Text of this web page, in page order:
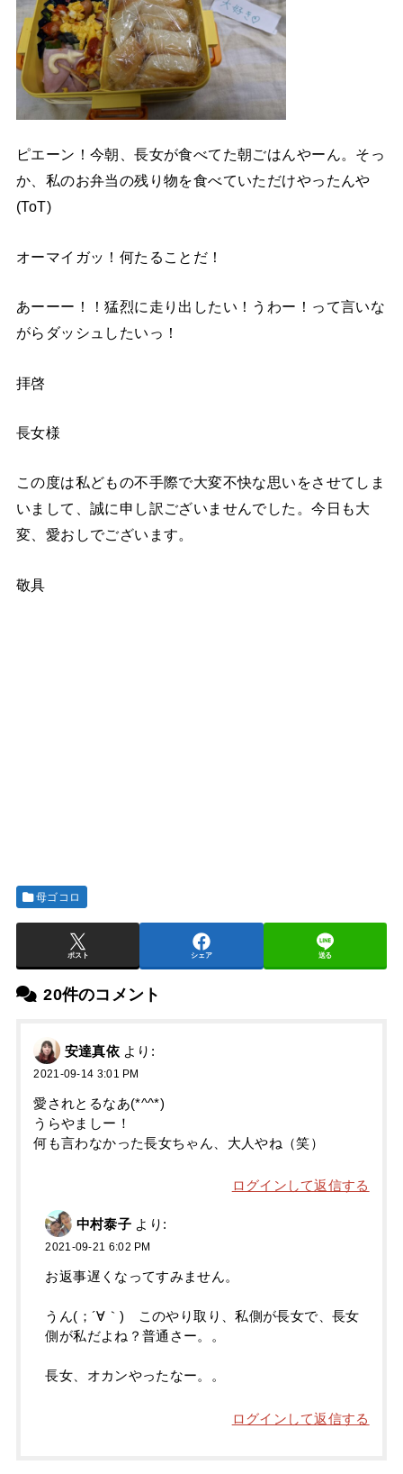
ピエーン！今朝、長女が食べてた朝ごはんやーん。そっ
か、私のお弁当の残り物を食べていただけやったんや
(ToT)
オーマイガッ！何たることだ！
あーーー！！猛烈に走り出したい！うわー！って言いな
がらダッシュしたいっ！
拝啓
長女様
この度は私どもの不手際で大変不快な思いをさせてしま
いまして、誠に申し訳ございませんでした。今日も大
変、愛おしでございます。
敬具
母ゴコロ
ポスト シェア 送る
20件のコメント
安達真依 より:
2021-09-14 3:01 PM
愛されとるなあ(*^^*)
うらやましー！
何も言わなかった長女ちゃん、大人やね（笑）
ログインして返信する
中村泰子 より:
2021-09-21 6:02 PM
お返事遅くなってすみません。
うん(；´∀｀) このやり取り、私側が長女で、長女
側が私だよね？普通さー。。
長女、オカンやったなー。。
ログインして返信する